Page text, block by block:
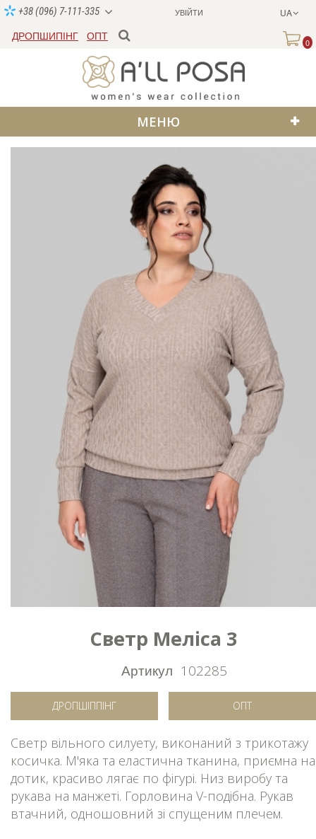
УВІЙТИ UA
+38 (096) 7-111-335
ДРОПШИПІНГ ОПТ
0
МЕНЮ
Светр Меліса 3
Артикул 102285
ДРОПШІППІНГ ОПТ
Светр вільного силуету, виконаний з трикотажу
косичка. М'яка та еластична тканина, приємна на
дотик, красиво лягає по фігурі. Низ виробу та
рукава на манжеті. Горловина V-подібна. Рукав
втачний, одношовний зі спущеним плечем.